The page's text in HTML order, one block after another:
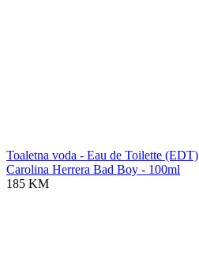
Toaletna voda - Eau de Toilette (EDT)
Carolina Herrera Bad Boy - 100ml
185 KM